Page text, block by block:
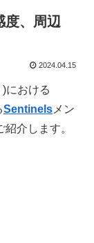
度、周辺
2024.04.15
における
Sentinelsメン
介します。